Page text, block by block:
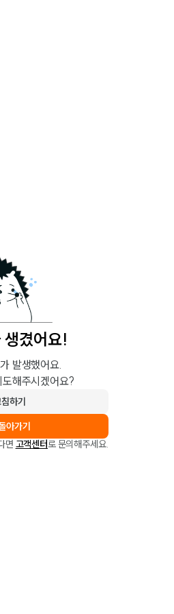
생겼어요!
발생했어요.
해주시겠어요?
하기
아가기
면 고객센터로 문의해주세요.